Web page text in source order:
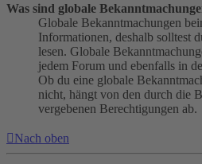
Was sind globale
Globale Bekanntmachungen
Informationen, deshalb solltest
lesen. Globale
jedem Forum und ebenfalls in
Ob du eine globale
nicht, hängt von den durch die
vergebenen Berechtigungen ab.
Nach oben